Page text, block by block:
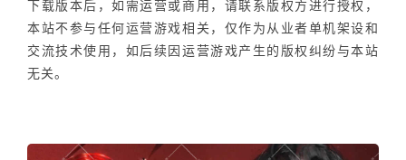
下载版本后，如需运营或商用，请联系版权方进行授权，
本站不参与任何运营游戏相关，仅作为从业者单机架设和
交流技术使用，如后续因运营游戏产生的版权纠纷与本站
无关。